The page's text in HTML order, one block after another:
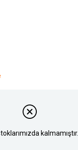
kalmamıştır.